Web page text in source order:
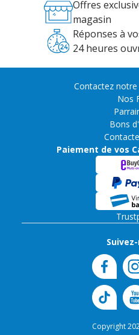
Offres
magasin
Réponses à
24 heures
Contactez notre
Nos
Bons
Paiement de vos
Copyright